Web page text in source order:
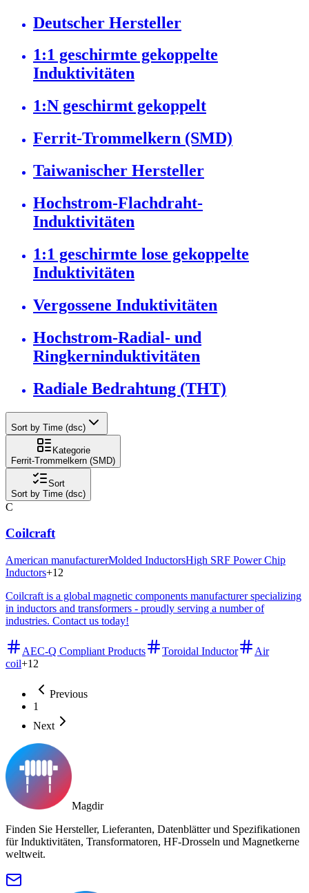
Deutscher Hersteller
1:1 geschirmte gekoppelte
Induktivitäten
1:N geschirmt gekoppelt
Ferrit-Trommelkern (SMD)
Taiwanischer Hersteller
Hochstrom-Flachdraht-
Induktivitäten
1:1 geschirmte lose gekoppelte
Induktivitäten
Vergossene Induktivitäten
Hochstrom-Radial- und
Ringkerninduktivitäten
Radiale Bedrahtung (THT)
Sort by Time (dsc)
Kategorie
Ferrit-Trommelkern (SMD)
Sort
Sort by Time (dsc)
C
Coilcraft
American manufacturerMolded InductorsHigh SRF Power Chip
Inductors+12
Coilcraft is a global magnetic components manufacturer specializing
in inductors and transformers - proudly serving a number of
industries. Contact us today!
AEC-Q Compliant Products Toroidal Inductor
Air
coil+12
Previous
1
Next
Magdir
Finden Sie Hersteller, Lieferanten, Datenblätter und Spezifikationen
für Induktivitäten, Transformatoren, HF-Drosseln und Magnetkerne
weltweit.